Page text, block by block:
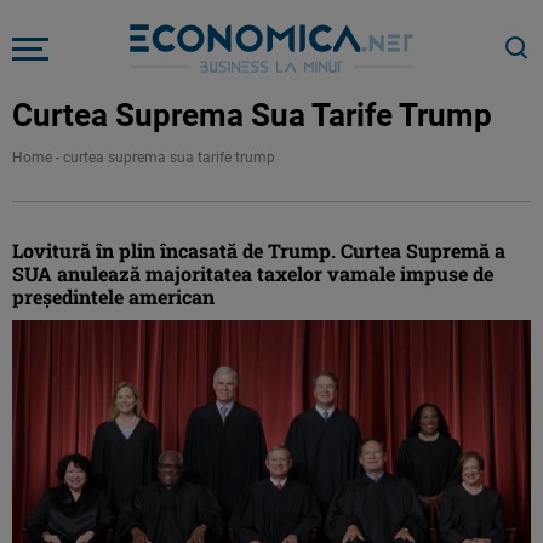
Curtea Suprema Sua Tarife Trump
Home - curtea suprema sua tarife trump
Lovitură în plin încasată de Trump. Curtea Supremă a
SUA anulează majoritatea taxelor vamale impuse de
președintele american